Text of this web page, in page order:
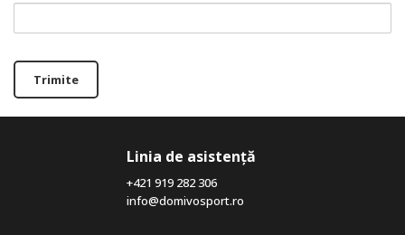
Trimite
Linia de asistență
+421 919 282 306
info@domivosport.ro